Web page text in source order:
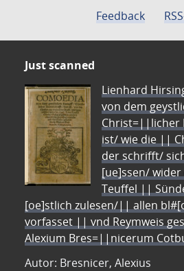
Feedback
Just scanned
Lienhard
von dem
Christ=||licher
ist/ wie die ||
der schrifft/
[ue]ssen/
Teuffel ||
[oe]stlich zulesen/|| allen
vorfasset || vnd Reymweis
Alexium Bres=||nicerum
Autor: Bresnicer, Alexius